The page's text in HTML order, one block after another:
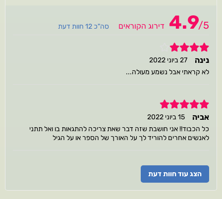
4.9/5 דירוג הקוראים סה"כ 12 חוות דעת
4
נינה
27 ביוני 2022
לא קראתי אבל נשמע מעולה...
5
אביה
15 ביוני 2022
כל הכבוד!! אני חושבת שזה דבר שאת צריכה להתגאות בו ואל תתני
לאנשים אחרים להוריד לך על האורך של הספר או על הגיל
הצג עוד חוות דעת